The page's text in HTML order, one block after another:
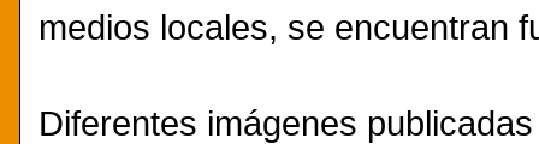
medios locales, se encuentran
Diferentes imágenes